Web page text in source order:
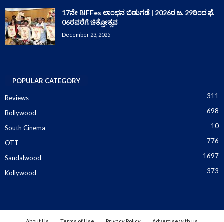
17ನೇ BIFFes ಲಾಂಛನ ಬಿಡುಗಡೆ | 2026ರ ಜ. 29ರಿಂದ ಫೆ.
06ರವರೆಗೆ ಚಿತ್ರೋತ್ಸವ
December 23, 2025
POPULAR CATEGORY
Reviews 311
Bollywood 698
South Cinema 10
OTT 776
Sandalwood 1697
Kollywood 373